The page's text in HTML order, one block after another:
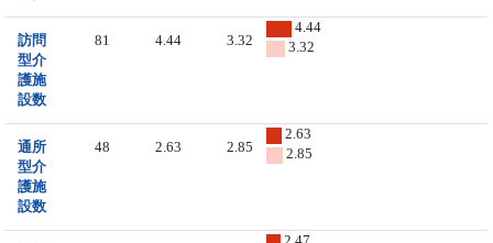
訪問
型介
護施
設数
81 4.44 3.32
4.44
3.32
通所
型介
護施
設数
48 2.63 2.85
2.63
2.85